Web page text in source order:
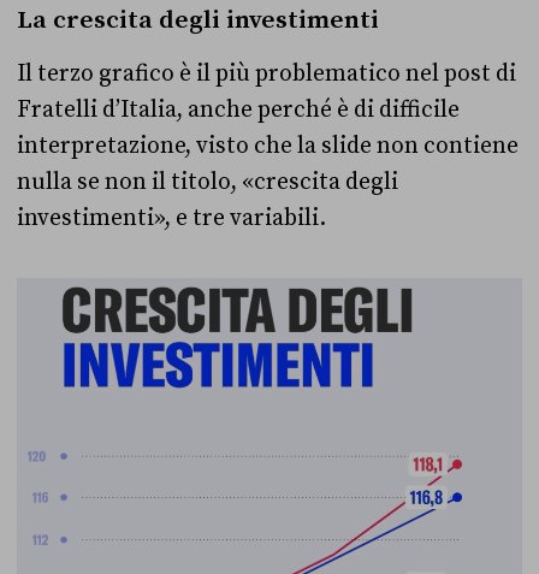
La crescita degli investimenti
Il terzo grafico è il più problematico nel post di
Fratelli d’Italia, anche perché è di difficile
interpretazione, visto che la slide non contiene
nulla se non il titolo, «crescita degli
investimenti», e tre variabili.